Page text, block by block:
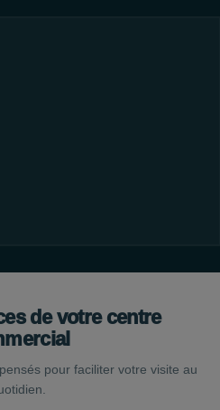
de votre centre
pour faciliter votre visite au